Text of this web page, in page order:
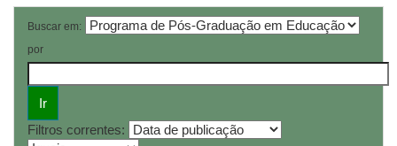
Buscar em:
por
Filtros correntes: